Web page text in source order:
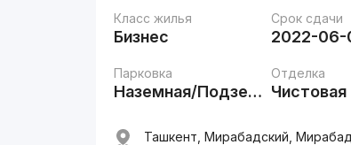
Класс жилья
Бизнес
Срок сдачи
2022-06-
Парковка
Наземная/Подземная
Отделка
Чистовая
Ташкент, Мирабадский,